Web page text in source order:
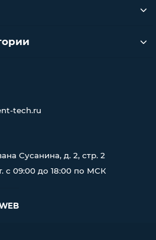
tech.ru
Сусанина, д. 2, стр. 2
с 09:00 до 18:00 по МСК